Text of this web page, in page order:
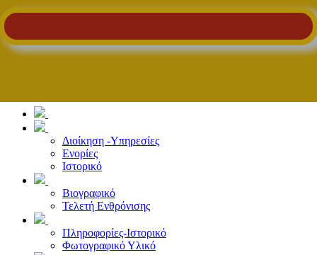
Διοίκηση -Υπηρεσίες
Ενορίες
Ιστορικό
Βιογραφικό
Τελετή Ενθρόνισης
Πληροφορίες-Ιστορικό
Φωτογραφικό Υλικό